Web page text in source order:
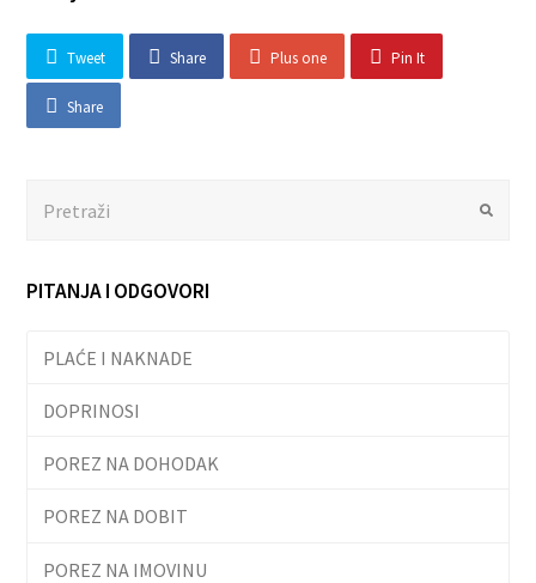
Tweet Share Plus one Pin It
Share
PITANJA I ODGOVORI
PLAĆE I NAKNADE
DOPRINOSI
POREZ NA DOHODAK
POREZ NA DOBIT
POREZ NA IMOVINU